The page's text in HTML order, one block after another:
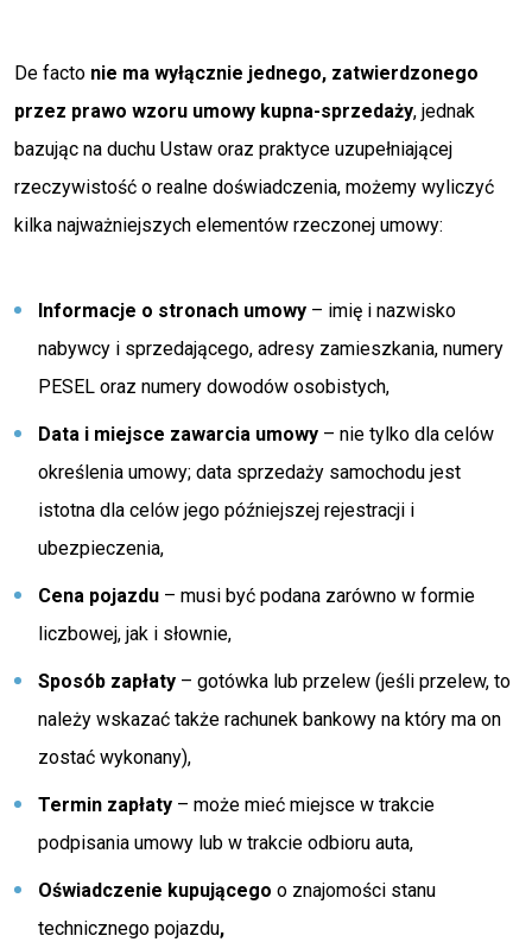
De facto nie ma wyłącznie jednego, zatwierdzonego
przez prawo wzoru umowy kupna-sprzedaży, jednak
bazując na duchu Ustaw oraz praktyce uzupełniającej
rzeczywistość o realne doświadczenia, możemy wyliczyć
kilka najważniejszych elementów rzeczonej umowy:
Informacje o stronach umowy – imię i nazwisko
nabywcy i sprzedającego, adresy zamieszkania, numery
PESEL oraz numery dowodów osobistych,
Data i miejsce zawarcia umowy – nie tylko dla celów
określenia umowy; data sprzedaży samochodu jest
istotna dla celów jego późniejszej rejestracji i
ubezpieczenia,
Cena pojazdu – musi być podana zarówno w formie
liczbowej, jak i słownie,
Sposób zapłaty – gotówka lub przelew (jeśli przelew, to
należy wskazać także rachunek bankowy na który ma on
zostać wykonany),
Termin zapłaty – może mieć miejsce w trakcie
podpisania umowy lub w trakcie odbioru auta,
Oświadczenie kupującego o znajomości stanu
technicznego pojazdu,